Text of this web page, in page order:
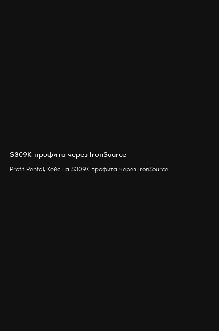
$309K профита через IronSource
Profit Rental, Кейс на $309K профита через IronSource